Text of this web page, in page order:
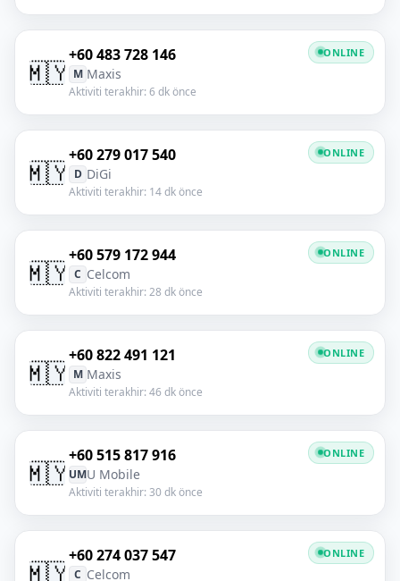
🇲🇾
+60 483 728 146
M Maxis
Aktiviti terakhir: 6 dk önce
ONLINE
🇲🇾
+60 279 017 540
D DiGi
Aktiviti terakhir: 14 dk önce
ONLINE
🇲🇾
+60 579 172 944
C Celcom
Aktiviti terakhir: 28 dk önce
ONLINE
🇲🇾
+60 822 491 121
M Maxis
Aktiviti terakhir: 46 dk önce
ONLINE
🇲🇾
+60 515 817 916
UMU Mobile
Aktiviti terakhir: 30 dk önce
ONLINE
🇲🇾
+60 274 037 547
C Celcom
ONLINE